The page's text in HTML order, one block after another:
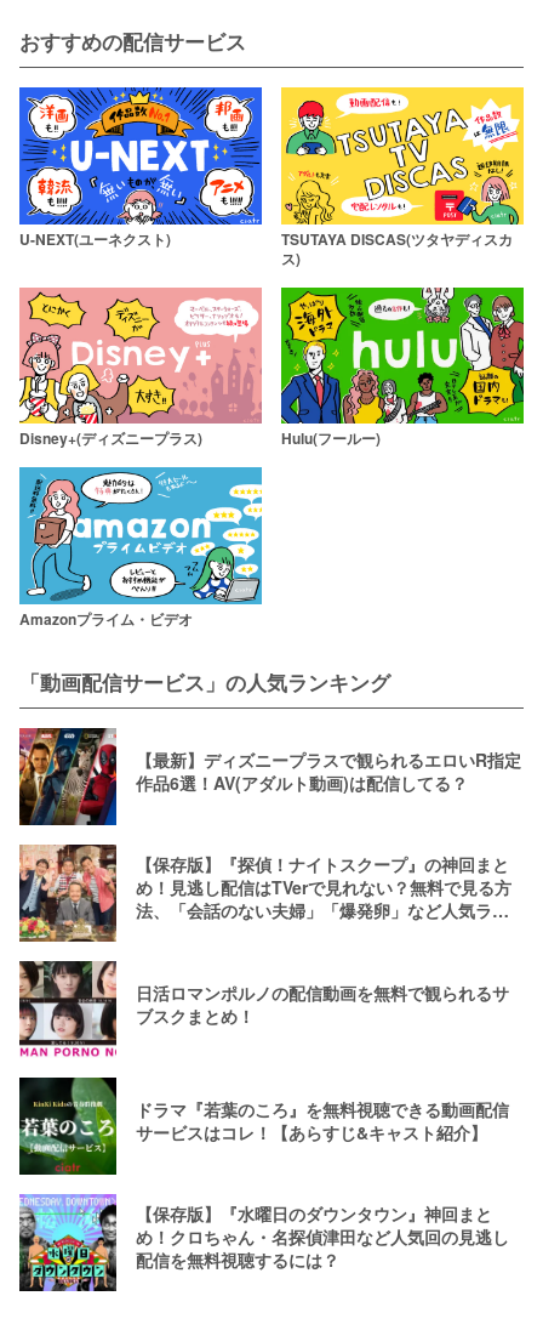
おすすめの配信サービス
U-NEXT(ユーネクスト)
TSUTAYA DISCAS(ツタヤディスカ
ス)
Disney+(ディズニープラス) Hulu(フールー)
Amazonプライム・ビデオ
「動画配信サービス」の人気ランキング
【最新】ディズニープラスで観られるエロいR指定
作品6選！AV(アダルト動画)は配信してる？
【保存版】『探偵！ナイトスクープ』の神回まと
め！見逃し配信はTVerで見れない？無料で見る方
法、「会話のない夫婦」「爆発卵」など人気ラン
日活ロマンポルノの配信動画を無料で観られるサ
ブスクまとめ！
ドラマ『若葉のころ』を無料視聴できる動画配信
サービスはコレ！【あらすじ&キャスト紹介】
【保存版】『水曜日のダウンタウン』神回まと
め！クロちゃん・名探偵津田など人気回の見逃し
配信を無料視聴するには？